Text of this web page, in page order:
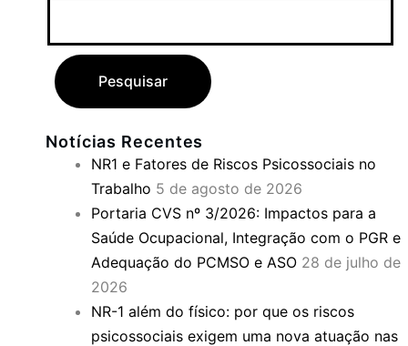
Notícias Recentes
NR1 e Fatores de Riscos Psicossociais no
Trabalho 5 de agosto de 2026
Portaria CVS nº 3/2026: Impactos para a
Saúde Ocupacional, Integração com o PGR e
Adequação do PCMSO e ASO 28 de julho de
2026
NR-1 além do físico: por que os riscos
psicossociais exigem uma nova atuação nas